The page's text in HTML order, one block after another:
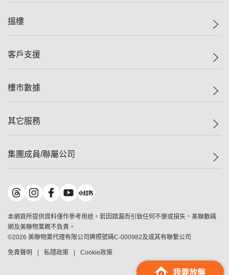
我要放盤
美聯集團
人才招募
搵樓
一手新盤
減價
美聯豪宅
獨家樓盤
租盤
客戶支援
自助放盤
查詢熱線
按揭計算機
負擔能力計算機
轉按計算機
繳款方式
樓市數據
樓價指數
歷史成交
屋苑成交排行榜
地區百科
其它服務
屋苑專頁
美聯精英會
美善會
地產代理管理協會
申報已遞交的購樓意向登記
集團成員/聯屬公司
美聯物業
鋑聯控股*
美聯工商舖*
美聯中國
美聯澳門
美聯金融集團
本網頁所提供資料僅作參考用途。若因錯漏而引致任何不便或損失，美聯數碼
網及美聯物業概不負責。
©2026 美聯物業代理有限公司牌照號碼C-000982及或其有聯繫公司
免責聲明 私隱政策 Cookie政策